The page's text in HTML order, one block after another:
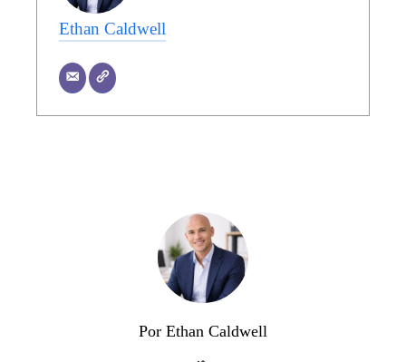
Ethan Caldwell
Por Ethan Caldwell